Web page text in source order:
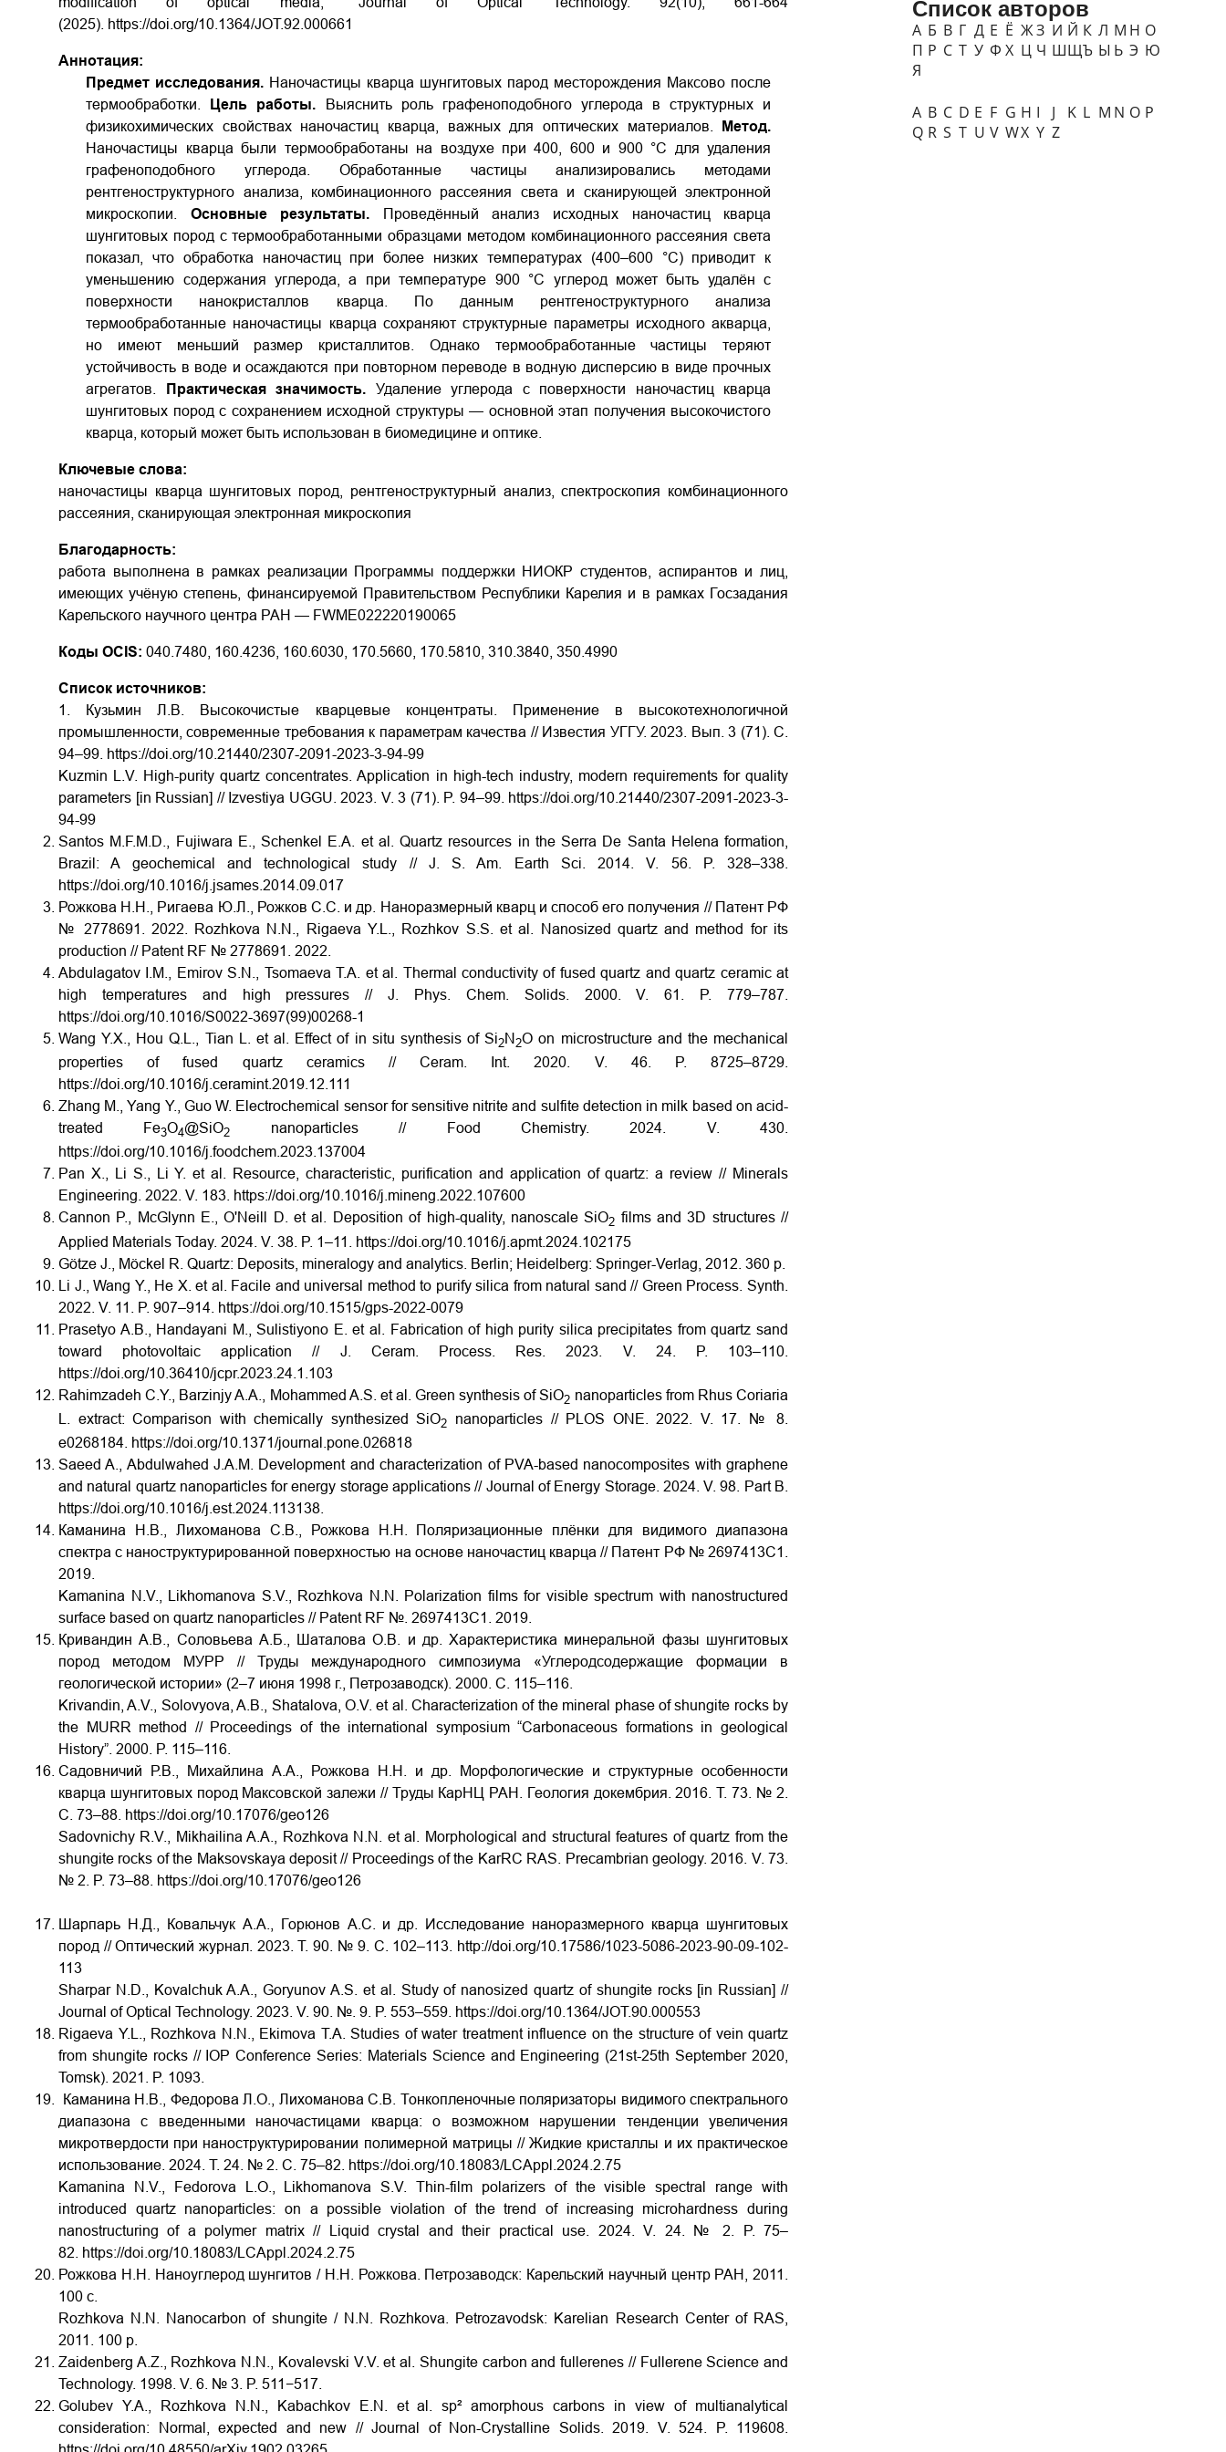
(2025). https://doi.org/10.1364/JOT.92.000661
Аннотация:
Предмет исследования. Наночастицы кварца шунгитовых парод месторождения Максово после
термообработки.
Цель работы. Выяснить роль графеноподобного углерода в структурных и
физико­химических свойствах наночастиц кварца, важных для оптических материалов.
Метод.
Наночастицы кварца были термообработаны на воздухе при 400, 600 и 900 °C для удаления
графеноподобного углерода. Обработанные частицы анализировались методами
рентгеноструктурного анализа, комбинационного рассеяния света и сканирующей электронной
микроскопии. Основные результаты.
Проведённый анализ исходных наночастиц кварца
шунгитовых пород с термообработанными образцами методом комбинационного рассеяния света
показал, что обработка наночастиц при более низких температурах (400–600 °C) приводит к
уменьшению содержания углерода, а при температуре 900 °C углерод может быть удалён с
поверхности нанокристаллов кварца. По данным рентгеноструктурного анализа
термообработанные наночастицы кварца сохраняют структурные параметры исходного a­кварца,
но имеют меньший размер кристаллитов. Однако термообработанные частицы теряют
устойчивость в воде и осаждаются при повторном переводе в водную дисперсию в виде прочных
агрегатов.
Практическая значимость. Удаление углерода с поверхности наночастиц кварца
шунгитовых пород с сохранением исходной структуры — основной этап получения высокочистого
кварца, который может быть использован в биомедицине и оптике.
Ключевые слова:
наночастицы кварца шунгитовых пород, рентгеноструктурный анализ, спектроскопия комбинационного
рассеяния, сканирующая электронная микроскопия
Благодарность:
работа выполнена в рамках реализации Программы поддержки НИОКР студентов, аспирантов и лиц,
имеющих учёную степень, финансируемой Правительством Республики Карелия и в рамках Госзадания
Карельского научного центра РАН — FWME­0222­2019­0065
Коды OCIS: 040.7480, 160.4236, 160.6030, 170.5660, 170.5810, 310.3840, 350.4990
Список источников:
1. Кузьмин Л.В. Высокочистые кварцевые концентраты. Применение в высокотехнологичной
промышленности, современные требования к параметрам качества // Известия УГГУ. 2023. Вып. 3 (71). С.
94–99. https://doi.org/10.21440/2307-2091-2023-3-94-99
Kuzmin L.V. High-purity quartz concentrates. Application in high-tech industry, modern requirements for quality
parameters [in Russian] // Izvestiya UGGU. 2023. V. 3 (71). P. 94–99. https://doi.org/10.21440/2307-2091-2023-3-
94-99
Santos M.F.M.D., Fujiwara E., Schenkel E.A. et al. Quartz resources in the Serra De Santa Helena formation,
Brazil: A geochemical and technological study // J. S. Am. Earth Sci. 2014. V. 56. P. 328–338.
https://doi.org/10.1016/j.jsames.2014.09.017
Рожкова Н.Н., Ригаева Ю.Л., Рожков С.С. и др. Наноразмерный кварц и способ его получения // Патент РФ
№ 2778691. 2022.
Rozhkova N.N., Rigaeva Y.L., Rozhkov S.S. et al. Nanosized quartz and method for its
production // Patent RF № 2778691. 2022.
Abdulagatov I.M., Emirov S.N., Tsomaeva T.A. et al. Thermal сonductivity of fused quartz and quartz ceramic at
high temperatures and high pressures // J. Phys. Chem. Solids. 2000. V. 61. P. 779–787.
https://doi.org/10.1016/S0022-3697(99)00268-1
Wang Y.X., Hou Q.L., Tian L. et al. Effect of in situ synthesis of Si2N2O on microstructure and the mechanical
properties of fused quartz ceramics // Ceram. Int. 2020. V. 46. P. 8725–8729.
https://doi.org/10.1016/j.ceramint.2019.12.111
Zhang M., Yang Y., Guo W. Electrochemical sensor for sensitive nitrite and sulfite detection in milk based on acid-
treated Fe3O4@SiO2 nanoparticles // Food Chemistry. 2024. V. 430.
https://doi.org/10.1016/j.foodchem.2023.137004
Pan X., Li S., Li Y. et al. Resource, characteristic, purification and application of quartz: a review // Minerals
Engineering. 2022. V. 183. https://doi.org/10.1016/j.mineng.2022.107600
Cannon P., McGlynn E., O'Neill D. et al. Deposition of high-quality, nanoscale SiO2 films and 3D structures //
Applied Materials Today. 2024. V. 38. P. 1–11.
https://doi.org/10.1016/j.apmt.2024.102175
Götze J., Möckel R. Quartz: Deposits, mineralogy and analytics. Berlin; Heidelberg: Springer-Verlag, 2012. 360 p.
Li J., Wang Y., He X. et al. Facile and universal method to purify silica from natural sand // Green Process. Synth.
2022. V. 11. P. 907–914. https://doi.org/10.1515/gps-2022-0079
Prasetyo A.B., Handayani M., Sulistiyono E. et al. Fabrication of high purity silica precipitates from quartz sand
toward photovoltaic application // J. Ceram. Process. Res. 2023. V. 24. P. 103–110.
https://doi.org/10.36410/jcpr.2023.24.1.103
Rahimzadeh C.Y., Barzinjy A.A., Mohammed A.S. et al. Green synthesis of SiO2 nanoparticles from Rhus Coriaria
L. extract: Comparison with chemically synthesized SiO2 nanoparticles // PLOS ONE. 2022. V. 17. № 8.
e0268184. https://doi.org/10.1371/journal.pone.026818
Saeed A., Abdulwahed J.A.M. Development and characterization of PVA-based nanocomposites with graphene
and natural quartz nanoparticles for energy storage applications // Journal of Energy Storage. 2024. V. 98. Part B.
https://doi.org/10.1016/j.est.2024.113138
Каманина Н.В., Лихоманова С.В., Рожкова Н.Н. Поляризационные плёнки для видимого диапазона
спектра с наноструктурированной поверхностью на основе наночастиц кварца // Патент РФ № 2697413C1.
2019.
Kamanina N.V., Likhomanova S.V., Rozhkova N.N. Polarization films for visible spectrum with nanostructured
surface based on quartz nanoparticles // Patent RF №. 2697413C1. 2019.
Кривандин А.В., Соловьева А.Б., Шаталова О.В. и др. Характеристика минеральной фазы шунгитовых
пород методом МУРР // Труды международного симпозиума «Углеродсодержащие формации в
геологической истории» (2–7 июня 1998 г., Петрозаводск). 2000. С. 115–116.
Krivandin, A.V., Solovyova, A.B., Shatalova, O.V. et al. Characterization of the mineral phase of shungite rocks by
the MURR method // Proceedings of the international symposium “Carbonaceous formations in geological
History”. 2000. P. 115–116.
Садовничий Р.В., Михайлина А.А., Рожкова Н.Н. и др. Морфологические и структурные особенности
кварца шунгитовых пород Максовской залежи // Труды КарНЦ РАН. Геология докембрия. 2016. Т. 73. № 2.
С. 73–88. https://doi.org/10.17076/geo126
Sadovnichy R.V., Mikhailina A.A., Rozhkova N.N. et al. Morphological and structural features of quartz from the
shungite rocks of the Maksovskaya deposit // Proceedings of the KarRC RAS. Precambrian geology. 2016. V. 73.
№ 2. P. 73–88. https://doi.org/10.17076/geo126
Шарпарь Н.Д., Ковальчук А.А., Горюнов А.С. и др. Исследование наноразмерного кварца шунгитовых
пород // Оптический журнал. 2023. Т. 90. № 9. С. 102–113.
http://doi.org/10.17586/1023-5086-2023-90-09-102-
113
Sharpar N.D., Kovalchuk A.A., Goryunov A.S. et al. Study of nanosized quartz of shungite rocks [in Russian] //
Journal of Optical Technology. 2023. V. 90. №. 9. P. 553–559. https://doi.org/10.1364/JOT.90.000553
Rigaeva Y.L., Rozhkova N.N., Ekimova T.A. Studies of water treatment influence on the structure of vein quartz
from shungite rocks // IOP Conference Series: Materials Science and Engineering (21st-25th September 2020,
Tomsk). 2021. P. 1093.
Каманина Н.В., Федорова Л.О., Лихоманова С.В. Тонкопленочные поляризаторы видимого спектрального
диапазона с введенными наночастицами кварца: о возможном нарушении тенденции увеличения
микротвердости при наноструктурировании полимерной матрицы // Жидкие кристаллы и их практическое
использование. 2024. Т. 24. № 2. С. 75–82.
https://doi.org/10.18083/LCAppl.2024.2.75
Kamanina N.V., Fedorova L.O., Likhomanova S.V. Thin-film polarizers of the visible spectral range with
introduced quartz nanoparticles: on a possible violation of the trend of increasing microhardness during
nanostructuring of a polymer matrix // Liquid crystal and their practical use. 2024. V. 24. № 2. P. 75–
82.
https://doi.org/10.18083/LCAppl.2024.2.75
Рожкова Н.Н. Наноуглерод шунгитов / Н.Н. Рожкова. Петрозаводск: Карельский научный центр РАН, 2011.
100 с.
Rozhkova N.N. Nanocarbon of shungite / N.N. Rozhkova. Petrozavodsk: Karelian Research Center of RAS,
2011. 100 p.
Zaidenberg A.Z., Rozhkova N.N., Kovalevski V.V. et al. Shungite carbon and fullerenes // Fullerene Science and
Technology. 1998. V. 6. № 3. P. 511−517.
Golubev Y.A., Rozhkova N.N., Kabachkov E.N. et al. sp² amorphous carbons in view of multianalytical
consideration: Normal, expected and new // Journal of Non-Crystalline Solids. 2019. V. 524. P. 119608.
Список авторов
А Б В Г Д Е Ё ЖЗ И Й К Л М Н О
П Р С Т У Ф Х Ц Ч ШЩЪ Ы Ь Э Ю
Я
A B C D E F G H I J K L M N O P
Q R S T U V WX Y Z